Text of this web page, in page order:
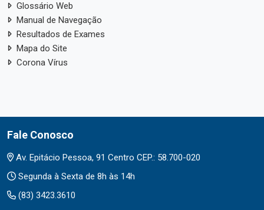
Glossário Web
Manual de Navegação
Resultados de Exames
Mapa do Site
Corona Vírus
Fale Conosco
Av. Epitácio Pessoa, 91 Centro CEP.: 58.700-020
Segunda à Sexta de 8h às 14h
(83) 3423.3610